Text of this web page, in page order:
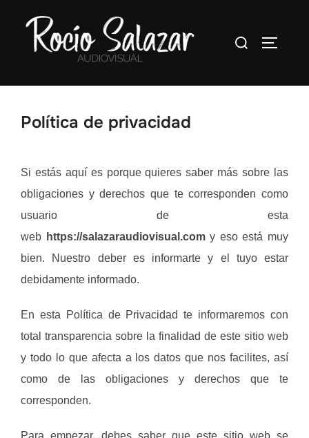
contenido
Buscar:
Política de privacidad
Si estás aquí es porque quieres saber más sobre las
obligaciones y derechos que te corresponden como
usuario de esta
web https://salazaraudiovisual.comy eso está muy
bien. Nuestro deber es informarte y el tuyo estar
debidamente informado.
En esta Política de Privacidad te informaremos con
total transparencia sobre la finalidad de este sitio web
y todo lo que afecta a los datos que nos facilites, así
como de las obligaciones y derechos que te
corresponden.
Para empezar, debes saber que este sitio web se